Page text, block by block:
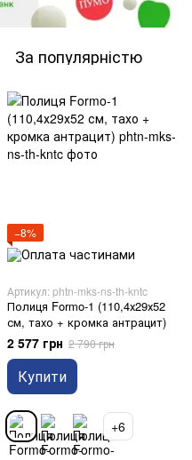
За популярністю
−8%
Артикул: phtn-mks-ns-th-kntc
Полиця Formo-1 (110,4х29х52
см, тахо + кромка антрацит)
2 577 грн 2 790 грн
Купити
+6